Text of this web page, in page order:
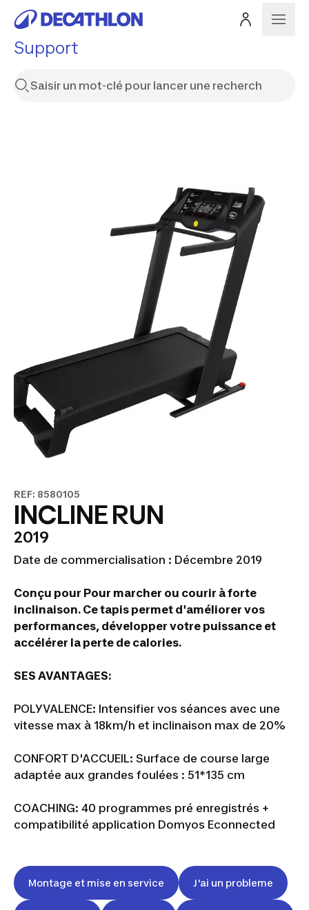
Support
REF: 8580105
INCLINE RUN
2019
Date de commercialisation : Décembre 2019
Conçu pour Pour marcher ou courir à forte
inclinaison. Ce tapis permet d'améliorer vos
performances, développer votre puissance et
accélérer la perte de calories.
SES AVANTAGES:
POLYVALENCE: Intensifier vos séances avec une
vitesse max à 18km/h et inclinaison max de 20%
CONFORT D'ACCUEIL: Surface de course large
adaptée aux grandes foulées : 51*135 cm
COACHING: 40 programmes pré enregistrés +
compatibilité application Domyos Econnected
Montage et mise en service J'ai un probleme